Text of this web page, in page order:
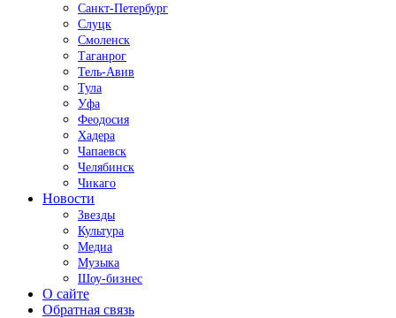
Санкт-Петербург
Слуцк
Смоленск
Таганрог
Тель-Авив
Тула
Уфа
Феодосия
Хадера
Чапаевск
Челябинск
Чикаго
Новости
Звезды
Культура
Медиа
Музыка
Шоу-бизнес
О сайте
Обратная связь